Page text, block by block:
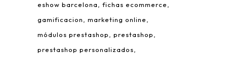
eshow barcelona
fichas ecommerce
gamificacion
marketing online
módulos prestashop
prestashop
prestashop personalizados